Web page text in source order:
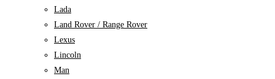
Lada
Land Rover / Range Rover
Lexus
Lincoln
Man